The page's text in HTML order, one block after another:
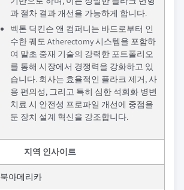
과 절차 결과 개선을 가능하게 합니다.
벡톤 딕킨슨 앤 컴퍼니는 바드로부터 인
수한 궤도 Atherectomy 시스템을 포함하
여 말초 중재 기술의 강력한 포트폴리오
를 통해 시장에서 경쟁력을 강화하고 있
습니다. 회사는 효율적인 플라크 제거, 사
용 편의성, 그리고 특히 심한 석회화 병변
치료 시 안전성 프로파일 개선에 중점을
둔 장치 설계 혁신을 강조합니다.
지역 인사이트
북아메리카